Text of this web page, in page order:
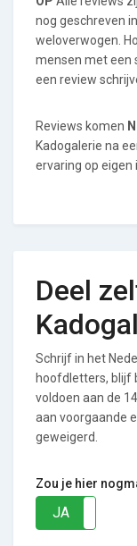
nog geschreven
weloverwogen.
mensen met een
een review
Reviews komen
Kadogalerie na
ervaring op eigen
Deel
Schrijf in het
hoofdletters, blijf
voldoen aan de
aan voorgaande
geweigerd.
Zou je hier
JA